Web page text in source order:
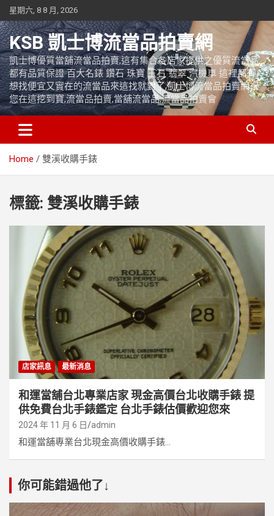
Skip
to
content
星期六, 8 8 月, 2026
KSB 凱士博流當品拍賣網
凱士博優質當舖流當品拍賣,這有集合各店家提供之優質流當品,
都有品質保證 百大名錶 鑽石 珠寶 玉石 翡翠 汽機車 這裡都有
想找便宜又實在的流當品來這找就對了,凱士博流當品拍賣網祝
您在這挖到寶,流當品拍賣,當舖流當品,流當品拍賣會
Home 雙溪收購手錶
標籤: 雙溪收購手錶
店家訊息 最新消息
和運當舖台北專業店家 現金高價台北收購手錶 提
供免費台北手錶鑑定 台北手錶估價歡迎您來
2024 年 11 月 6 日 admin
和運當舖專業台北現金高價收購手錶...
你可能錯過他了↓